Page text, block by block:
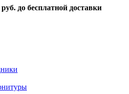
руб. до бесплатной доставки